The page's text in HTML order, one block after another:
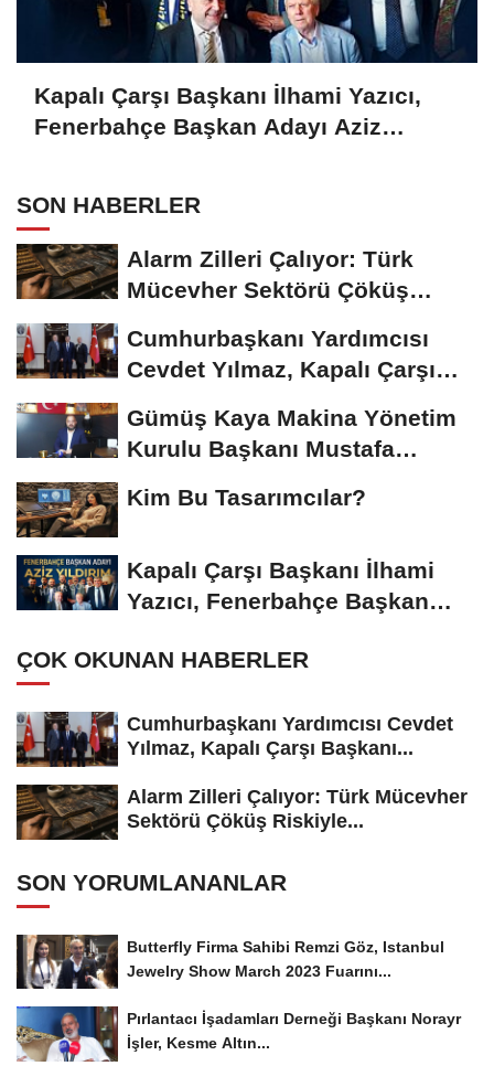
Kapalı Çarşı Başkanı İlhami Yazıcı,
Fenerbahçe Başkan Adayı Aziz
SON HABERLER
Alarm Zilleri Çalıyor: Türk
Mücevher Sektörü Çöküş
Cumhurbaşkanı Yardımcısı
Cevdet Yılmaz, Kapalı Çarşı
Gümüş Kaya Makina Yönetim
Kurulu Başkanı Mustafa
Kim Bu Tasarımcılar?
Kapalı Çarşı Başkanı İlhami
Yazıcı, Fenerbahçe Başkan
ÇOK OKUNAN HABERLER
Cumhurbaşkanı Yardımcısı Cevdet
Yılmaz, Kapalı Çarşı Başkanı...
Alarm Zilleri Çalıyor: Türk Mücevher
Sektörü Çöküş Riskiyle...
SON YORUMLANANLAR
Butterfly Firma Sahibi Remzi Göz, Istanbul
Jewelry Show March 2023 Fuarını...
Pırlantacı İşadamları Derneği Başkanı Norayr
İşler, Kesme Altın...